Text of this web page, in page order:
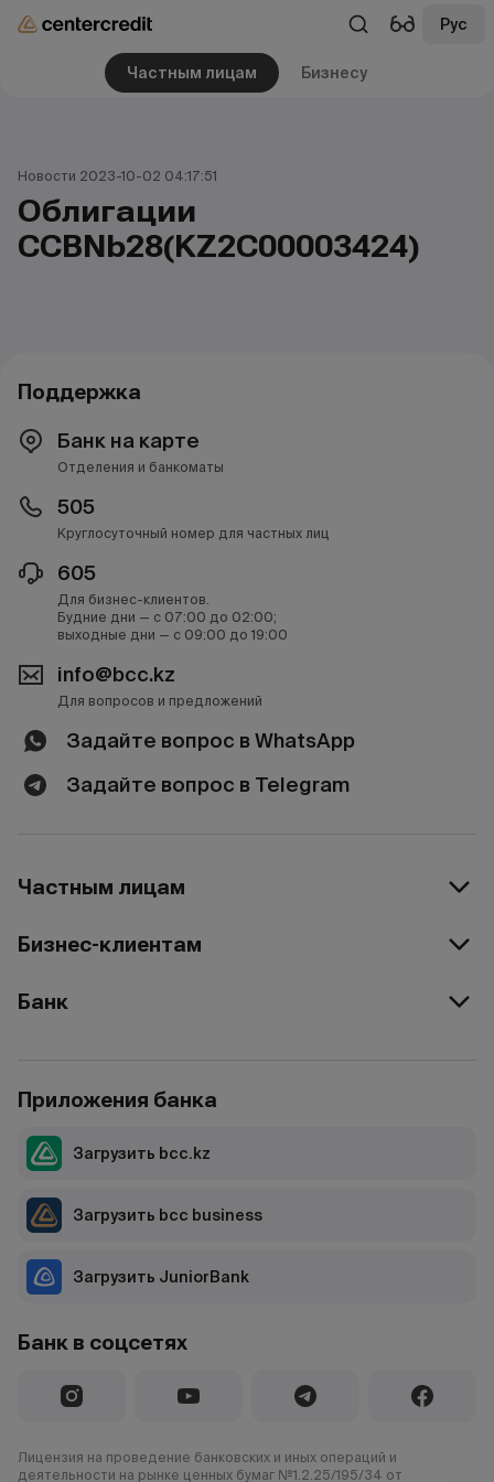
Рус
Частным лицам Бизнесу
Новости 2023-10-02 04:17:51
Облигации
CCBNb28(KZ2C00003424)
Поддержка
Банк на карте
Отделения и банкоматы
505
Круглосуточный номер для частных лиц
605
Для бизнес-клиентов.
Будние дни — с 07:00 до 02:00;
выходные дни — с 09:00 до 19:00
info@bcc.kz
Для вопросов и предложений
Задайте вопрос в WhatsApp
Задайте вопрос в Telegram
Частным лицам
Бизнес-клиентам
Банк
Банк в соцсетях
Приложения банка
Загрузить bcc.kz
Загрузить bcc business
Загрузить JuniorBank
Лицензия на проведение банковских и иных операций и
деятельности на рынке ценных бумаг №1.2.25/195/34 от